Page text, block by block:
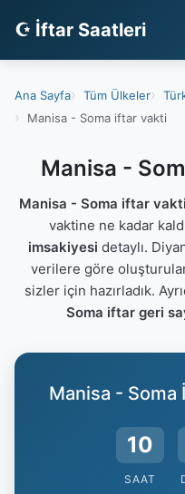
☪ İftar Saatleri
Ana Sayfa Tüm Ülkeler
Manisa - Soma iftar vakti
Manisa -
Manisa - Soma iftar vakti
vaktine ne kadar
imsakiyesi detaylı.
verilere göre
sizler için hazırladık.
Soma iftar geri
Manisa - Soma
10
SAAT